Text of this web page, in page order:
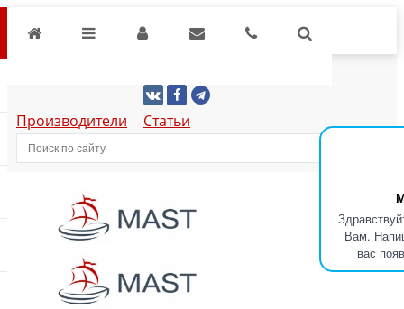
Вам.
вас
Производители Статьи